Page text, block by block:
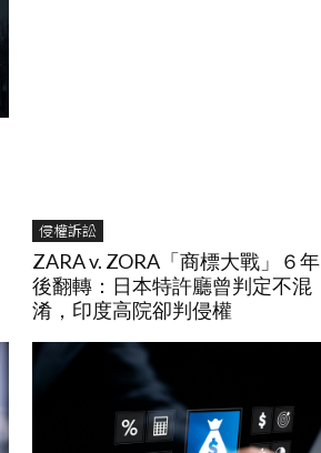
侵權訴訟
ZARA v. ZORA「商標大戰」６年
後翻轉：日本特許廳曾判定不混
淆，印度高院卻判侵權